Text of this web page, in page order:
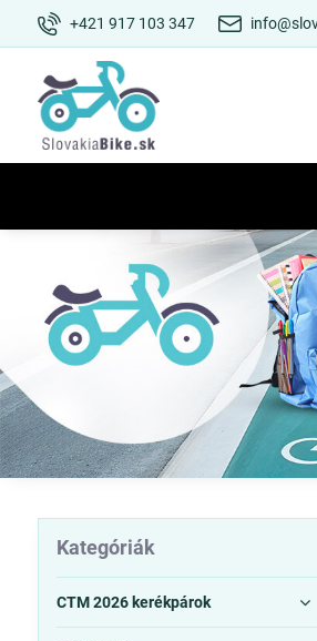
+421 917 103 347
Kategóriák
CTM 2026 kerékpárok